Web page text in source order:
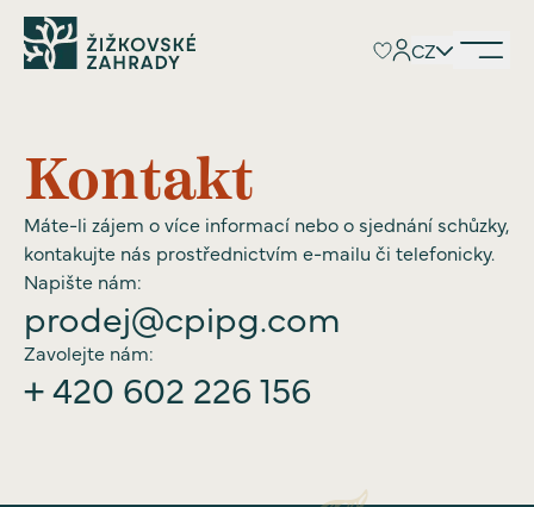
CZ
CZ
Kontakt
Máte-li zájem o více informací nebo o sjednání schůzky,
kontakujte nás prostřednictvím e-mailu či telefonicky.
Napište nám:
prodej@cpipg.com
Zavolejte nám:
+ 420 602 226 156